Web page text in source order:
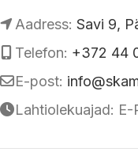
Аadress: Savi 9,
Telefon: +372 44
E-post:
Lahtiolekuajad: E-